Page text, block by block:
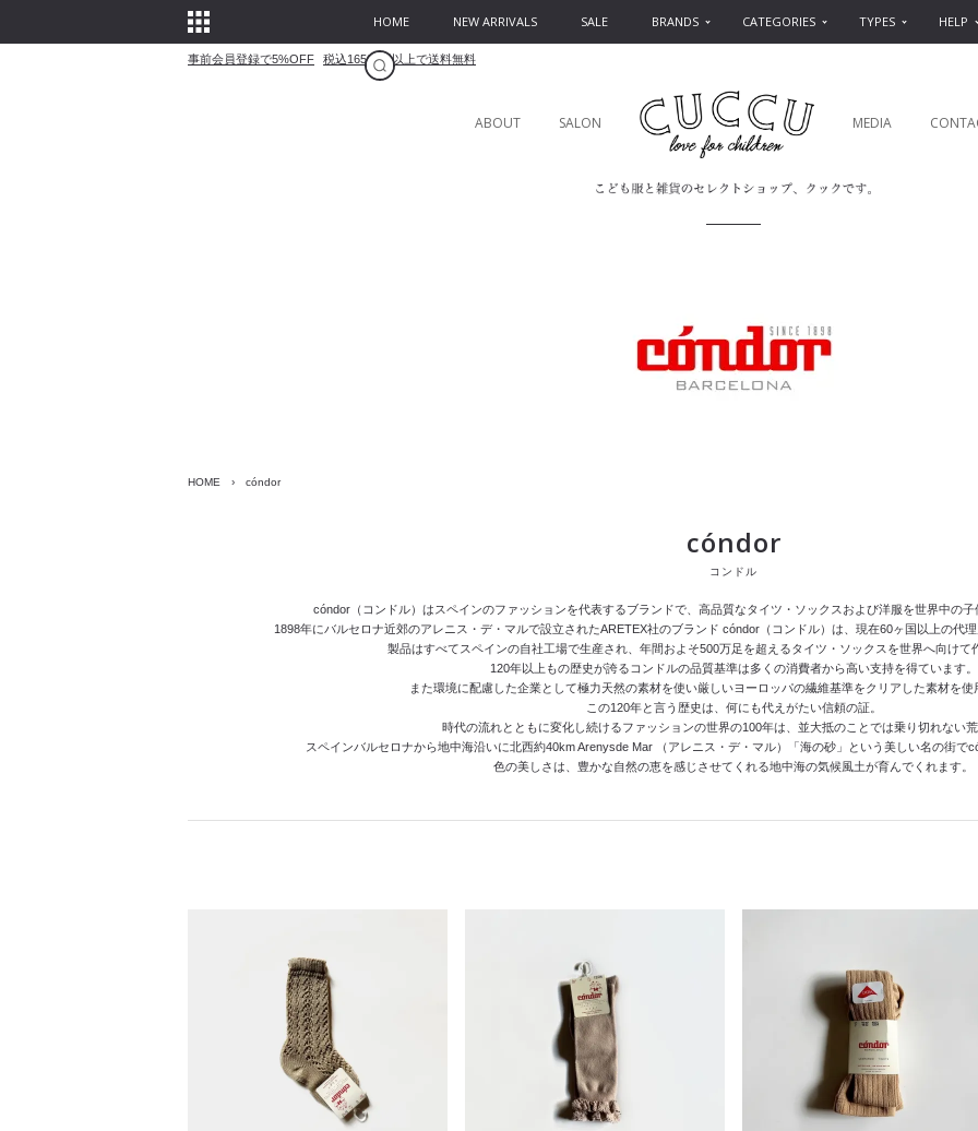
HOME NEW ARRIVALS SALE BRANDS CATEGORIES TYPES HELP
事前会員登録で5%OFF 税込16500円以上で送料無料
ABOUT SALON MEDIA
HOME › cóndor
cóndor
コンドル
cóndor（コンドル）はスペインのファッションを代表するブランドで、高品質なタイツ・ソックスおよび洋服を世界中の
1898年にバルセロナ近郊のアレニス・デ・マルで設立されたARETEX社のブランド cóndor（コンドル）は、現在60ヶ国以上の代
製品はすべてスペインの自社工場で生産され、年間およそ500万足を超えるタイツ・ソックスを世界へ向けて
120年以上もの歴史が誇るコンドルの品質基準は多くの消費者から高い支持を得ています。
また環境に配慮した企業として極力天然の素材を使い厳しいヨーロッパの繊維基準をクリアした素材を使
この120年と言う歴史は、何にも代えがたい信頼の証。
時代の流れとともに変化し続けるファッションの世界の100年は、並大抵のことでは乗り切れない
スペインバルセロナから地中海沿いに北西約40km Arenysde Mar （アレニス・デ・マル）「海の砂」という美しい名の街で
色の美しさは、豊かな自然の恵を感じさせてくれる地中海の気候風土が育んでくれます。